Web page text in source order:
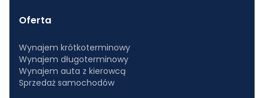
Oferta
Wynajem krótkoterminowy
Wynajem długoterminowy
Wynajem auta z kierowcą
Sprzedaż samochodów